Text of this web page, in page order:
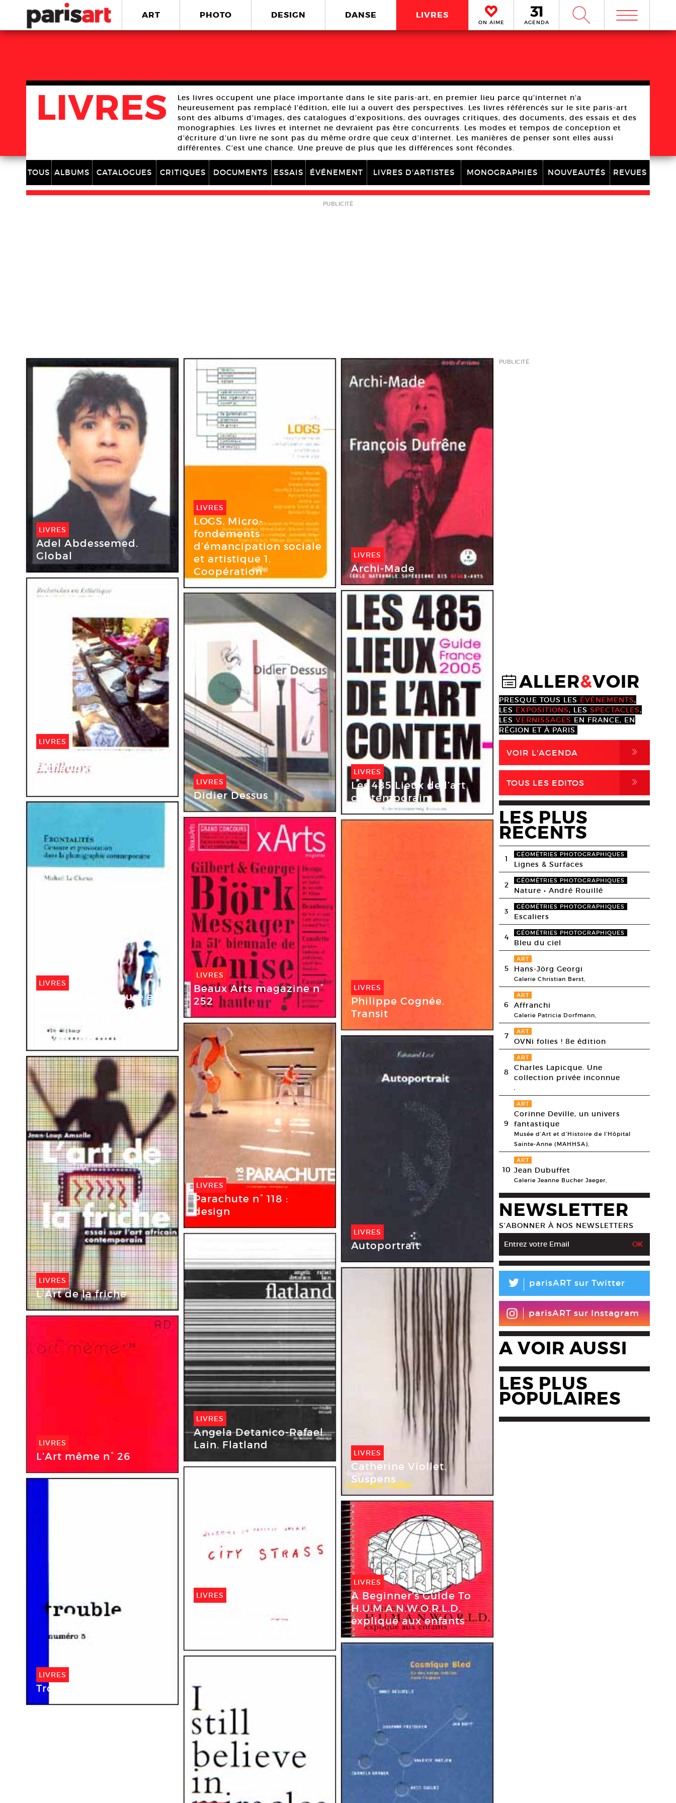
ART PHOTO DESIGN DANSE LIVRES
ON AIME AGENDA W m
LIVRES
Les livres occupent une place importante dans le site paris-art, en premier lieu parce qu’internet n’a
heureusement pas remplacé l’édition, elle lui a ouvert des perspectives. Les livres référencés sur le site paris-art
sont des albums d’images, des catalogues d’expositions, des ouvrages critiques, des documents, des essais et des
monographies. Les livres et internet ne devraient pas être concurrents. Les modes et tempos de conception et
d’écriture d’un livre ne sont pas du même ordre que ceux d’internet. Les manières de penser sont elles aussi
différentes. C’est une chance. Une preuve de plus que les différences sont fécondes.
TOUS ALBUMS CATALOGUES CRITIQUES DOCUMENTS ESSAIS ÉVÉNEMENT LIVRES D'ARTISTES MONOGRAPHIES NOUVEAUTÉS REVUES
PUBLICITÉ
LIVRES
Adel Abdessemed.
Global
LIVRES
LOGS. Micro-
fondements
d’émancipation sociale
et artistique 1.
Coopération
LIVRES
Archi-Made
LIVRES
Esthétique n° 10 :
LIVRES
Les 485 Lieux de l’art
contemporain
LIVRES
Didier Dessus
LIVRES
Frontalités, censure et
provocation dans la
contemporaine
LIVRES
Beaux Arts magazine n°
252
LIVRES
Philippe Cognée.
Transit
LIVRES
Parachute n° 118 :
design
LIVRES
Autoportrait
LIVRES
L’Art de la friche
LIVRES
Angela Detanico-Rafael
Lain. Flatland
LIVRES
Catherine Viollet.
Suspens
LIVRES
L’Art même n° 26
LIVRES
Welcome To Pacific
LIVRES
Trouble n° 5
LIVRES
A Beginner’s Guide To
H.U.M.A.N.W.O.R.L.D.
expliqué aux enfants
PUBLICITÉ
@ALLER&VOIR
PRESQUE TOUS LES ÉVÈNEMENTS,
LES EXPOSITIONS, LES SPECTACLES,
LES VERNISSAGES EN FRANCE, EN
RÉGION ET À PARIS.
VOIR L'AGENDA ,
TOUS LES EDITOS ,
LES PLUS
RECENTS
1 GÉOMÉTRIES PHOTOGRAPHIQUES
Lignes & Surfaces
2 GÉOMÉTRIES PHOTOGRAPHIQUES
Nature • André Rouillé
3 GÉOMÉTRIES PHOTOGRAPHIQUES
Escaliers
4 GÉOMÉTRIES PHOTOGRAPHIQUES
Bleu du ciel
5
ART
Hans-Jörg Georgi
Galerie Christian Berst,
6
ART
Affranchi
Galerie Patricia Dorfmann,
7 ART
OVNi folies ! 8e édition
8
ART
Charles Lapicque. Une
collection privée inconnue
,
9
ART
Corinne Deville, un univers
fantastique
Musée d’Art et d’Histoire de l’Hôpital
Sainte-Anne (MAHHSA),
10
ART
Jean Dubuffet
Galerie Jeanne Bucher Jaeger,
NEWSLETTER
S’ABONNER À NOS NEWSLETTERS
L parisART sur Twitter
parisART sur Instagram
A VOIR AUSSI
LES PLUS
POPULAIRES